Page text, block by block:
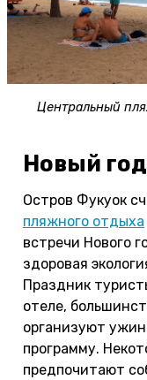
Центральный
Новый
Остров Фукуок
пляжного отдыха
встречи Нового
здоровая
Праздник
отеле,
организуют
программу.
предпочитают